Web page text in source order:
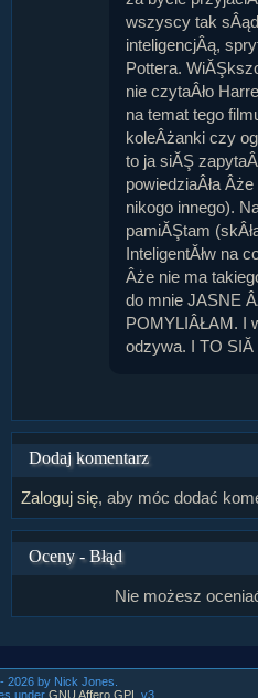
wszyscy tak
inteligencjÂą,
Pottera.
nie czytaÂło
na temat tego
koleÂżanki czy
to ja siĂŞ
powiedziaÂła
nikogo innego).
pamiĂŞtam
InteligentĂłw na
Âże nie ma
do mnie JASNE
POMYLIÂŁAM. I
odzywa. I TO
Dodaj komentarz
Zaloguj się, aby móc dodać
Oceny - Błąd
Nie możesz
2026 by Nick Jones.
under GNU Affero GPL v3.